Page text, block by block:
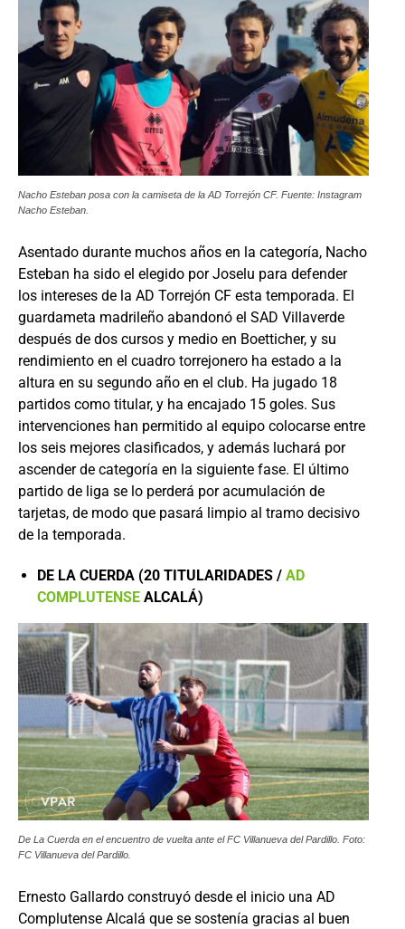
Nacho Esteban posa con la camiseta de la AD Torrejón CF. Fuente: Instagram
Nacho Esteban.
Asentado durante muchos años en la categoría, Nacho
Esteban ha sido el elegido por Joselu para defender
los intereses de la AD Torrejón CF esta temporada. El
guardameta madrileño abandonó el SAD Villaverde
después de dos cursos y medio en Boetticher, y su
rendimiento en el cuadro torrejonero ha estado a la
altura en su segundo año en el club. Ha jugado 18
partidos como titular, y ha encajado 15 goles. Sus
intervenciones han permitido al equipo colocarse entre
los seis mejores clasificados, y además luchará por
ascender de categoría en la siguiente fase. El último
partido de liga se lo perderá por acumulación de
tarjetas, de modo que pasará limpio al tramo decisivo
de la temporada.
DE LA CUERDA (20 TITULARIDADES / AD
COMPLUTENSE ALCALÁ)
De La Cuerda en el encuentro de vuelta ante el FC Villanueva del Pardillo. Foto:
FC Villanueva del Pardillo.
Ernesto Gallardo construyó desde el inicio una AD
Complutense Alcalá que se sostenía gracias al buen